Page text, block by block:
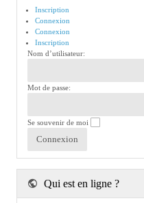
Inscription
Connexion
Connexion
Inscription
Nom d’utilisateur:
Mot de passe:
Se souvenir de moi
Qui est en ligne ?